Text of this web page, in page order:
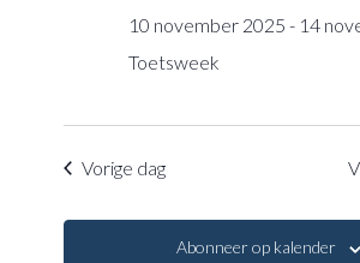
10 november 2025 - 14
Toetsweek
Vorige dag
Abonneer op kalender